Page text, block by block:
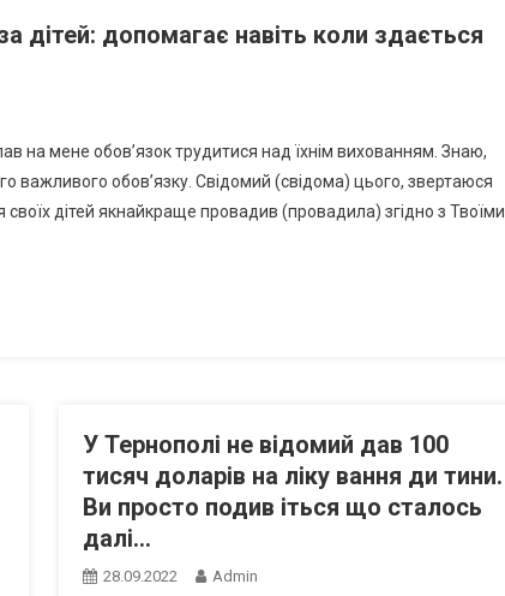
дітей: допомагає навіть коли здається
на мене обов’язок трудитися над їхнім вихованням. Знаю,
важливого обов’язку. Свідомий (свідома) цього, звертаюся
дітей якнайкраще провадив (провадила) згідно з Твоїми
У Тернополі не відомий дав 100
тисяч доларів на ліку вання ди тини.
Ви просто подив іться що сталось
далі…
28.09.2022 Admin